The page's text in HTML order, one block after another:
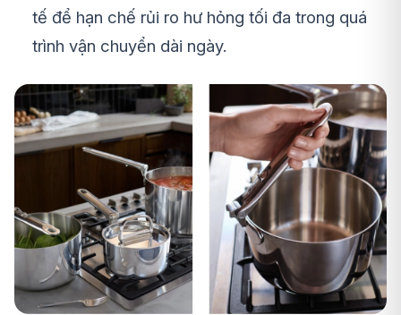
tế để hạn chế rủi ro hư hỏng tối đa trong quá
trình vận chuyển dài ngày.